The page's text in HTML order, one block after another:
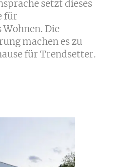
setzt dieses
für
Die
machen es zu
für Trendsetter.